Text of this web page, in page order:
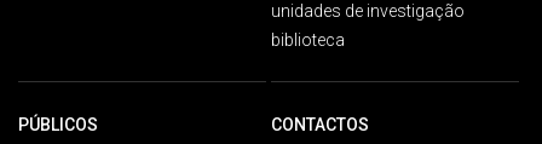
unidades de investigação
biblioteca
PÚBLICOS CONTACTOS